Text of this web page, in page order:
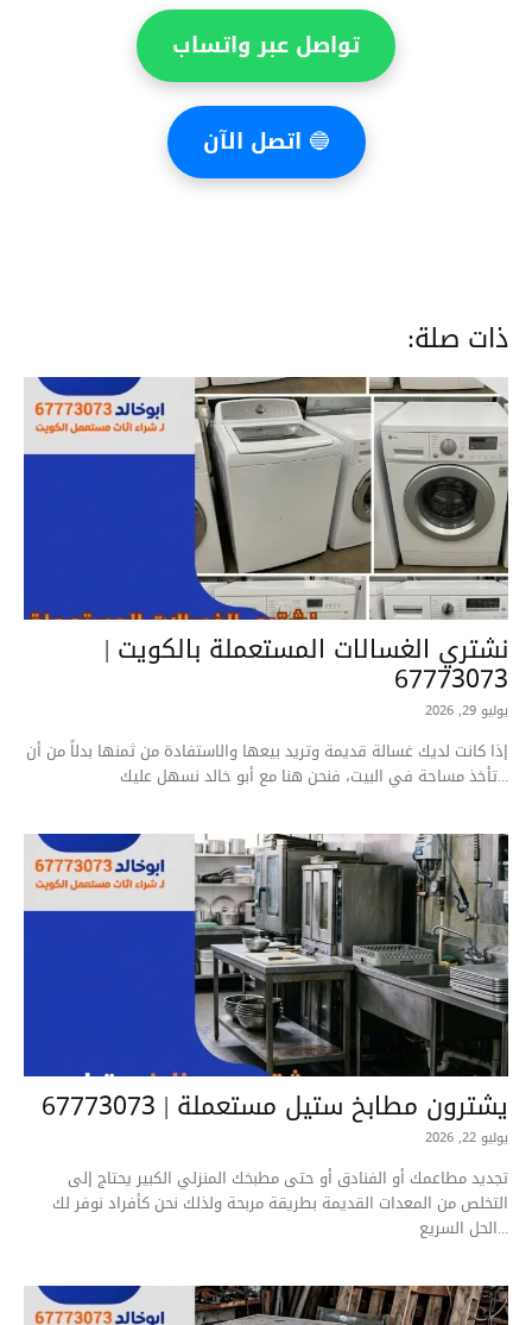
تواصل عبر واتساب
🔵 اتصل الآن
ذات صلة:
نشتري الغسالات المستعملة بالكويت |
67773073
يوليو 29, 2026
إذا كانت لديك غسالة قديمة وتريد بيعها والاستفادة من ثمنها بدلاً من أن
تأخذ مساحة في البيت، فنحن هنا مع أبو خالد نسهل عليك...
يشترون مطابخ ستيل مستعملة | 67773073
يوليو 22, 2026
تجديد مطاعمك أو الفنادق أو حتى مطبخك المنزلي الكبير يحتاج إلى
التخلص من المعدات القديمة بطريقة مربحة ولذلك نحن كأفراد نوفر لك
الحل السريع...